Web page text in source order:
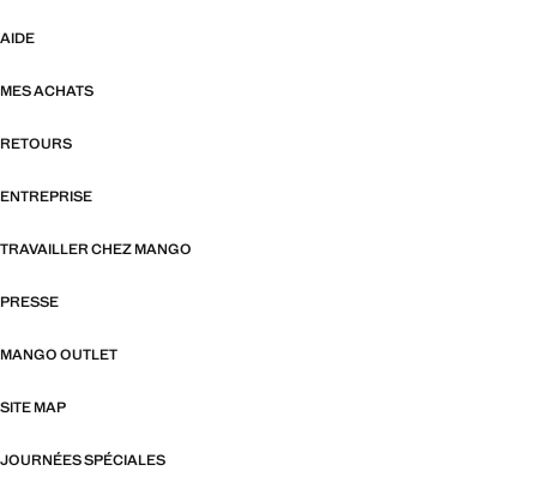
AIDE
MES ACHATS
RETOURS
ENTREPRISE
TRAVAILLER CHEZ MANGO
PRESSE
MANGO OUTLET
SITE MAP
JOURNÉES SPÉCIALES